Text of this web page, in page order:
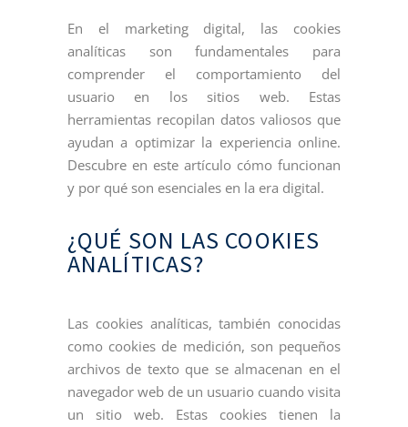
En el marketing digital, las cookies
analíticas son fundamentales para
comprender el comportamiento del
usuario en los sitios web. Estas
herramientas recopilan datos valiosos que
ayudan a optimizar la experiencia online.
Descubre en este artículo cómo funcionan
y por qué son esenciales en la era digital.
¿QUÉ SON LAS COOKIES
ANALÍTICAS?
Las cookies analíticas, también conocidas
como cookies de medición, son pequeños
archivos de texto que se almacenan en el
navegador web de un usuario cuando visita
un sitio web. Estas cookies tienen la